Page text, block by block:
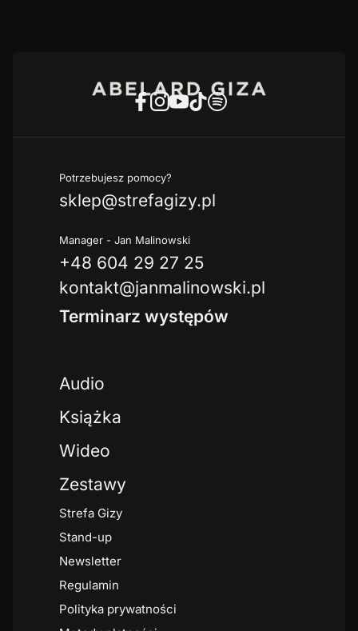
Terminarz występów
Audio
Książka
Wideo
Zestawy
Strefa Gizy
Stand-up
Newsletter
Regulamin
Polityka prywatności
Potrzebujesz pomocy?
sklep@strefagizy.pl
Manager - Jan Malinowski
+48 604 29 27 25
kontakt@janmalinowski.pl